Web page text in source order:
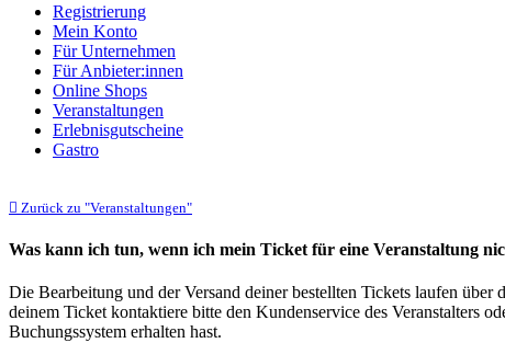
Registrierung
Mein Konto
Für Unternehmen
Für Anbieter:innen
Online Shops
Veranstaltungen
Erlebnisgutscheine
Gastro
Zurück zu "Veranstaltungen"
Was kann ich tun, wenn ich mein Ticket für eine Veranstaltung
Die Bearbeitung und der Versand deiner bestellten Tickets laufen
deinem Ticket kontaktiere bitte den Kundenservice des Veranstalters
Buchungssystem erhalten hast.